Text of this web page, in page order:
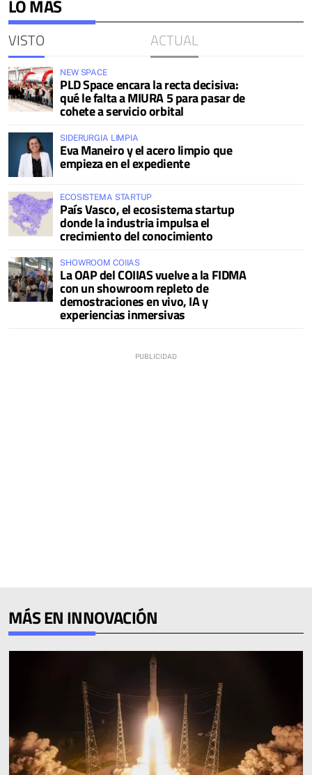
LO MÁS
VISTO ACTUAL
NEW SPACE
PLD Space encara la recta decisiva:
qué le falta a MIURA 5 para pasar de
cohete a servicio orbital
SIDERURGIA LIMPIA
Eva Maneiro y el acero limpio que
empieza en el expediente
ECOSISTEMA STARTUP
País Vasco, el ecosistema startup
donde la industria impulsa el
crecimiento del conocimiento
SHOWROOM COIIAS
La OAP del COIIAS vuelve a la FIDMA
con un showroom repleto de
demostraciones en vivo, IA y
experiencias inmersivas
MÁS EN INNOVACIÓN